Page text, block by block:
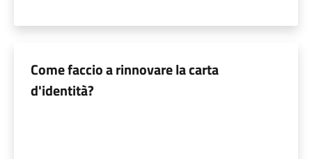
Come faccio a rinnovare la carta
d'identità?